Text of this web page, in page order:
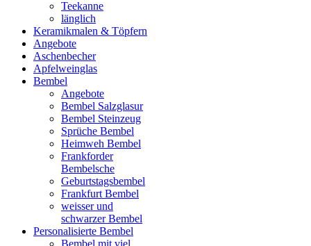
Teekanne
länglich
Keramikmalen & Töpfern
Angebote
Aschenbecher
Apfelweinglas
Bembel
Angebote
Bembel Salzglasur
Bembel Steinzeug
Sprüche Bembel
Heimweh Bembel
Frankforder
Bembelsche
Geburtstagsbembel
Frankfurt Bembel
weisser und
schwarzer Bembel
Personalisierte Bembel